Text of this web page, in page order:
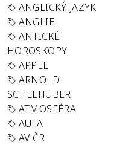
ANGLICKÝ JAZYK
ANGLIE
ANTICKÉ
HOROSKOPY
APPLE
ARNOLD
SCHLEHUBER
ATMOSFÉRA
AUTA
AV ČR